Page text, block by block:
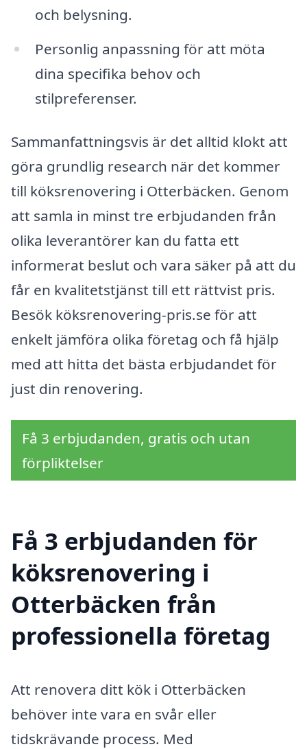
och belysning.
Personlig anpassning för att möta
dina specifika behov och
stilpreferenser.
Sammanfattningsvis är det alltid klokt att
göra grundlig research när det kommer
till köksrenovering i Otterbäcken. Genom
att samla in minst tre erbjudanden från
olika leverantörer kan du fatta ett
informerat beslut och vara säker på att du
får en kvalitetstjänst till ett rättvist pris.
Besök köksrenovering-pris.se för att
enkelt jämföra olika företag och få hjälp
med att hitta det bästa erbjudandet för
just din renovering.
Få 3 erbjudanden, gratis och utan
förpliktelser
Få 3 erbjudanden för
köksrenovering i
Otterbäcken från
professionella företag
Att renovera ditt kök i Otterbäcken
behöver inte vara en svår eller
tidskrävande process. Med